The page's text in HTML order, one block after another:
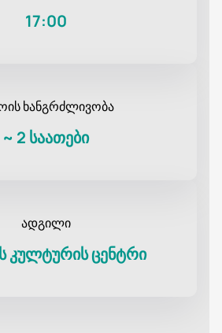
17:00
ხანგრძლივობა
~ 2 საათები
ადგილი
კულტურის ცენტრი